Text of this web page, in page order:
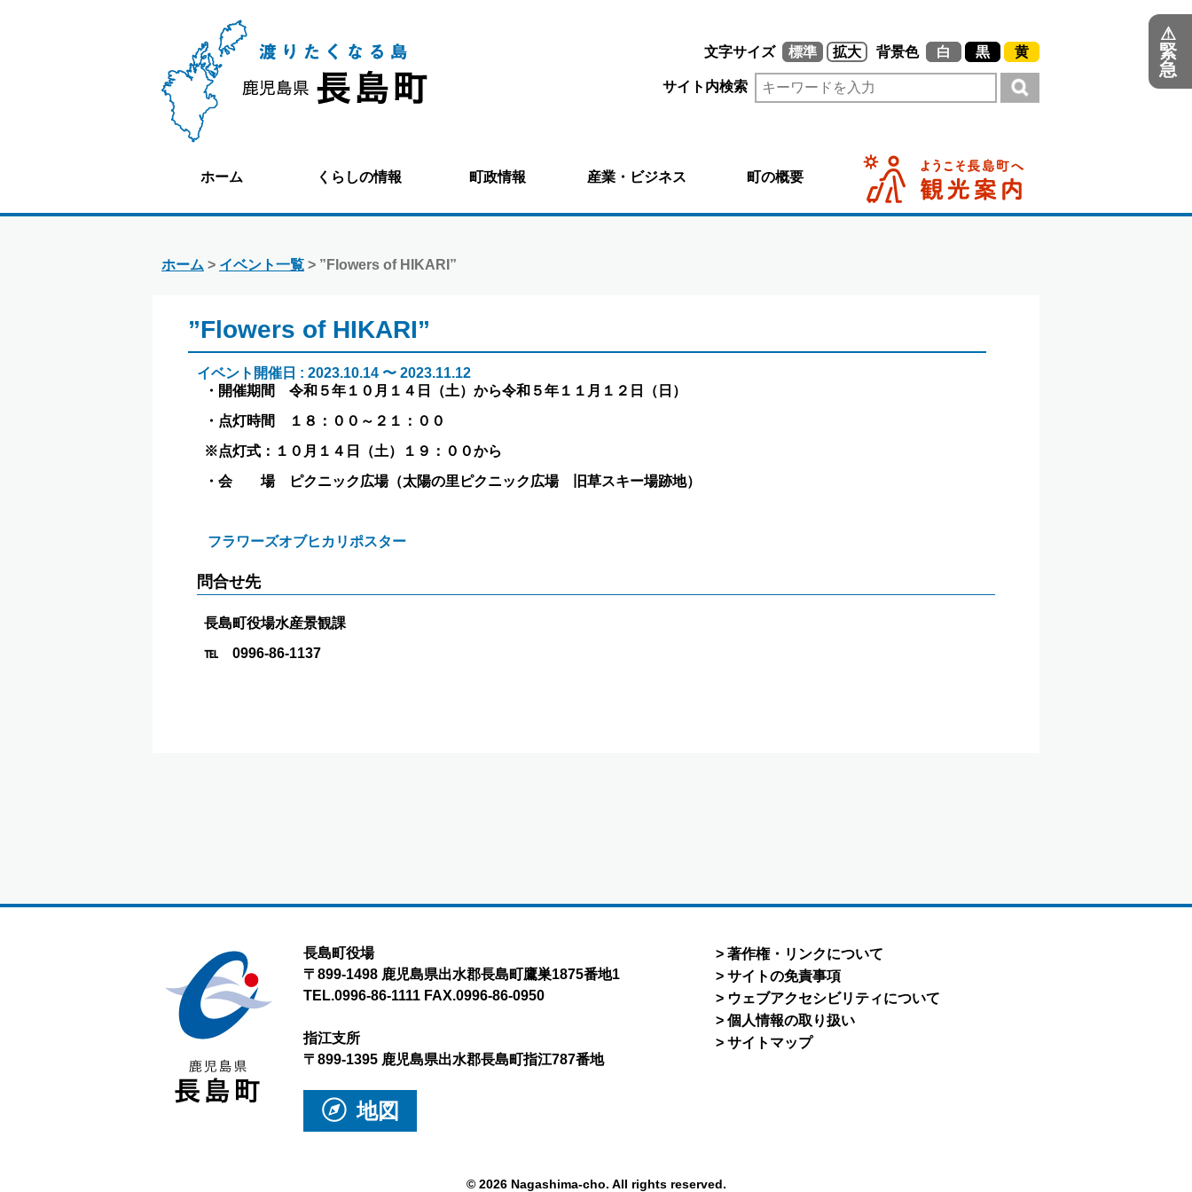
背景色 白 黒 黄
文字サイズ 標準 拡大
サイト内検索
⚠
緊
急
ホーム くらしの情報 町政情報 産業・ビジネス 町の概要
ホーム > イベント一覧 > ”Flowers of HIKARI”
”Flowers of HIKARI”
イベント開催日 : 2023.10.14 〜 2023.11.12
・開催期間 令和５年１０月１４日（土）から令和５年１１月１２日（日）
・点灯時間 １８：００～２１：００
※点灯式：１０月１４日（土）１９：００から
・会 場 ピクニック広場（太陽の里ピクニック広場 旧草スキー場跡地）
フラワーズオブヒカリポスター
問合せ先
長島町役場水産景観課
℡ 0996-86-1137
著作権・リンクについて
サイトの免責事項
ウェブアクセシビリティについて
個人情報の取り扱い
サイトマップ
長島町役場
〒899-1498 鹿児島県出水郡長島町鷹巣1875番地1
TEL.0996-86-1111 FAX.0996-86-0950
指江支所
〒899-1395 鹿児島県出水郡長島町指江787番地
地図
© 2026 Nagashima-cho. All rights reserved.